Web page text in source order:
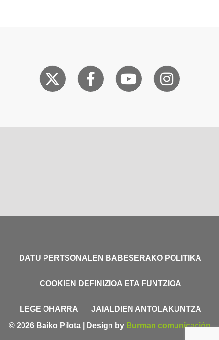
DATU PERTSONALEN BABESERAKO POLITIKA
COOKIEN DEFINIZIOA ETA FUNTZIOA
LEGE OHARRA
JAIALDIEN ANTOLAKUNTZA
© 2026 Baiko Pilota | Design by Burman comunicación